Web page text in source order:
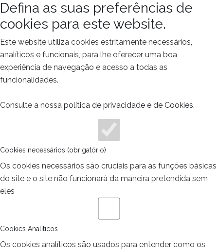
Defina as suas preferências de
cookies para este website.
Este website utiliza cookies estritamente necessários,
analíticos e funcionais, para lhe oferecer uma boa
experiência de navegação e acesso a todas as
funcionalidades.
Consulte a nossa política de privacidade e de Cookies.
Cookies necessários (obrigatório)
Os cookies necessários são cruciais para as funções básicas
do site e o site não funcionará da maneira pretendida sem
eles
Cookies Analíticos
Os cookies analíticos são usados para entender como os